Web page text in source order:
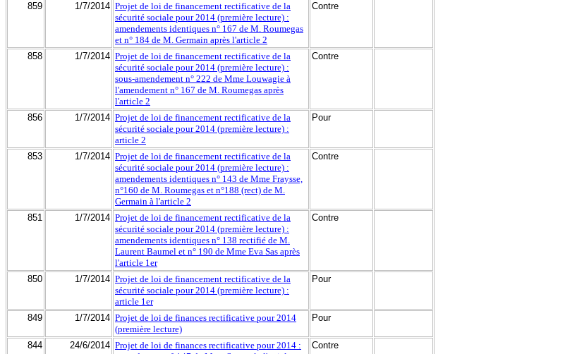
859 1/7/2014 Projet de loi de financement rectificative de la
sécurité sociale pour 2014 (première lecture) :
amendements identiques n° 167 de M. Roumegas
et n° 184 de M. Germain après l'article 2
Contre
858 1/7/2014 Projet de loi de financement rectificative de la
sécurité sociale pour 2014 (première lecture) :
sous-amendement n° 222 de Mme Louwagie à
l'amendement n° 167 de M. Roumegas après
l'article 2
Contre
856 1/7/2014 Projet de loi de financement rectificative de la
sécurité sociale pour 2014 (première lecture) :
article 2
Pour
853 1/7/2014 Projet de loi de financement rectificative de la
sécurité sociale pour 2014 (première lecture) :
amendements identiques n° 143 de Mme Fraysse,
n°160 de M. Roumegas et n°188 (rect) de M.
Germain à l'article 2
Contre
851 1/7/2014 Projet de loi de financement rectificative de la
sécurité sociale pour 2014 (première lecture) :
amendements identiques n° 138 rectifié de M.
Laurent Baumel et n° 190 de Mme Eva Sas après
l'article 1er
Contre
850 1/7/2014 Projet de loi de financement rectificative de la
sécurité sociale pour 2014 (première lecture) :
article 1er
Pour
849 1/7/2014 Projet de loi de finances rectificative pour 2014
(première lecture)
Pour
844 24/6/2014 Projet de loi de finances rectificative pour 2014 :
Contre